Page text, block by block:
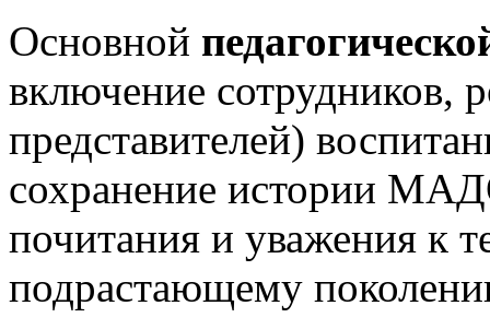
Основной
включение сотрудников,
представителей)
сохранение истории
почитания и уважения к
подрастающему